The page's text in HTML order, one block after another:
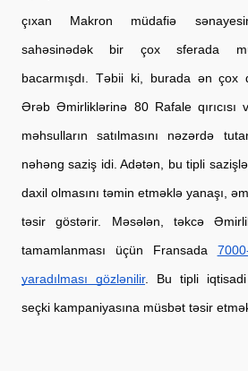
çıxan Makron müdafiə
sahəsinədək bir çox sferada
bacarmışdı. Təbii ki, burada ən çox
Ərəb Əmirliklərinə 80 Rafale qırıcısı
məhsulların satılmasını nəzərdə
nəhəng saziş idi. Adətən, bu tipli
daxil olmasını təmin etməklə yanaşı,
təsir göstərir. Məsələn, təkcə
tamamlanması üçün Fransada
yaradılması gözlənilir. Bu tipli
seçki kampaniyasına müsbət təsir etmək